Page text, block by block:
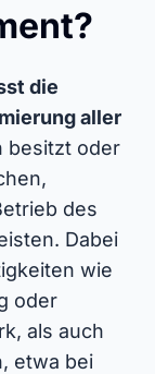
die
aller
besitzt oder
des
Dabei
wie
oder
als auch
etwa bei